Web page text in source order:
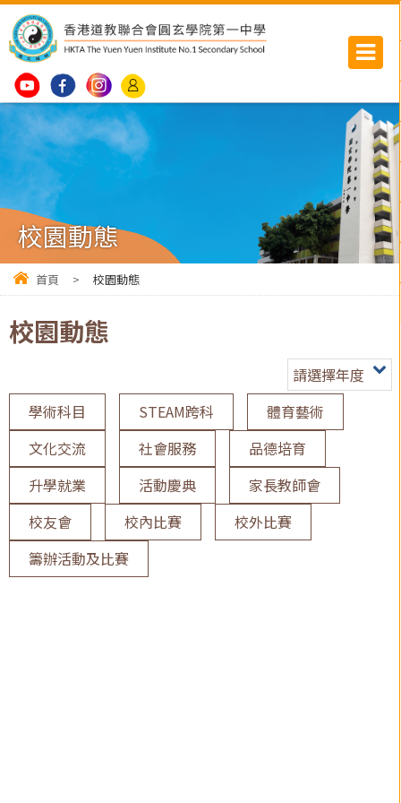
校園動態
首頁 > 校園動態
校園動態
請選擇年度
學術科目
STEAM跨科
體育藝術
文化交流
社會服務
品德培育
升學就業
活動慶典
家長教師會
校友會
校內比賽
校外比賽
籌辦活動及比賽